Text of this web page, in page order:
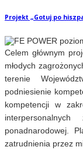
Projekt „Gotuj po
Celem głównym
młodych
terenie
podniesienie
kompetencji w
ponadnarodowej.
zatrudnienia przez